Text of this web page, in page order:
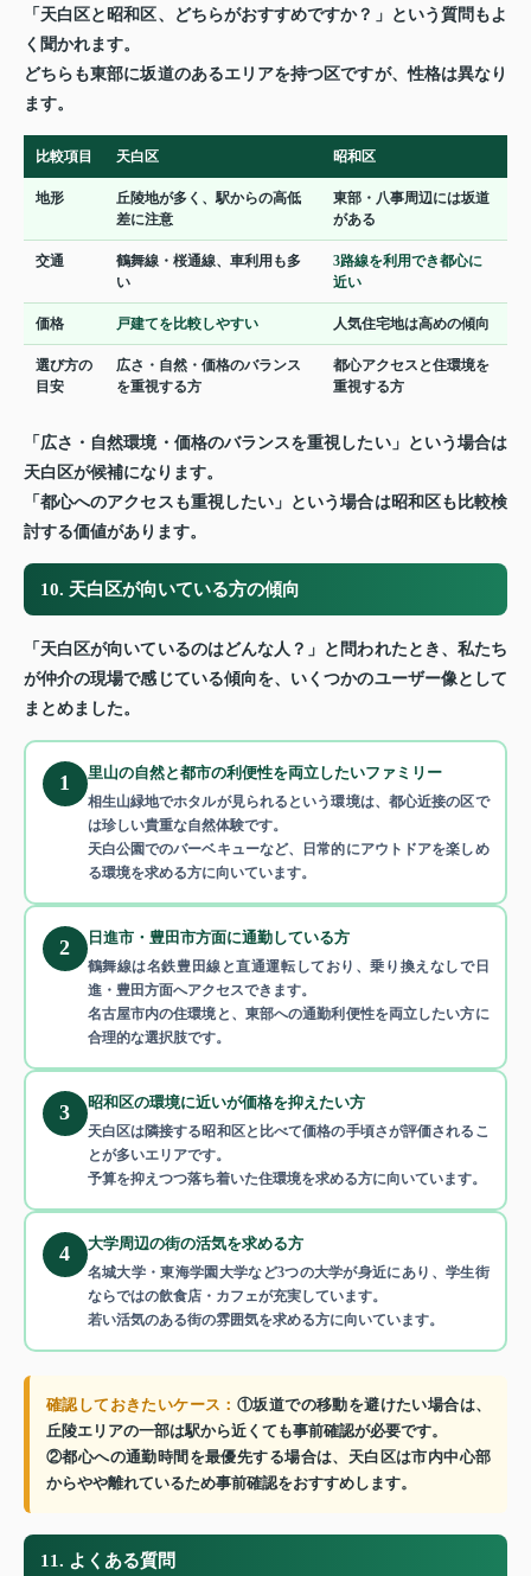
「天白区と昭和区、どちらがおすすめですか？」という質問もよ
く聞かれます。
どちらも東部に坂道のあるエリアを持つ区ですが、性格は異なり
ます。
比較項目 天白区 昭和区
地形
丘陵地が多く、駅からの高低
差に注意
東部・八事周辺には坂道
がある
交通
鶴舞線・桜通線、車利用も多
い
3路線を利用でき都心に
近い
価格 戸建てを比較しやすい 人気住宅地は高めの傾向
選び方の
目安
広さ・自然・価格のバランス
を重視する方
都心アクセスと住環境を
重視する方
「広さ・自然環境・価格のバランスを重視したい」という場合は
天白区が候補になります。
「都心へのアクセスも重視したい」という場合は昭和区も比較検
討する価値があります。
10. 天白区が向いている方の傾向
「天白区が向いているのはどんな人？」と問われたとき、私たち
が仲介の現場で感じている傾向を、いくつかのユーザー像として
まとめました。
1 里山の自然と都市の利便性を両立したいファミリー
相生山緑地でホタルが見られるという環境は、都心近接の区で
は珍しい貴重な自然体験です。
天白公園でのバーベキューなど、日常的にアウトドアを楽しめ
る環境を求める方に向いています。
2 日進市・豊田市方面に通勤している方
鶴舞線は名鉄豊田線と直通運転しており、乗り換えなしで日
進・豊田方面へアクセスできます。
名古屋市内の住環境と、東部への通勤利便性を両立したい方に
合理的な選択肢です。
3 昭和区の環境に近いが価格を抑えたい方
天白区は隣接する昭和区と比べて価格の手頃さが評価されるこ
とが多いエリアです。
予算を抑えつつ落ち着いた住環境を求める方に向いています。
4 大学周辺の街の活気を求める方
名城大学・東海学園大学など3つの大学が身近にあり、学生街
ならではの飲食店・カフェが充実しています。
若い活気のある街の雰囲気を求める方に向いています。
確認しておきたいケース： ①坂道での移動を避けたい場合は、
丘陵エリアの一部は駅から近くても事前確認が必要です。
②都心への通勤時間を最優先する場合は、天白区は市内中心部
からやや離れているため事前確認をおすすめします。
11. よくある質問